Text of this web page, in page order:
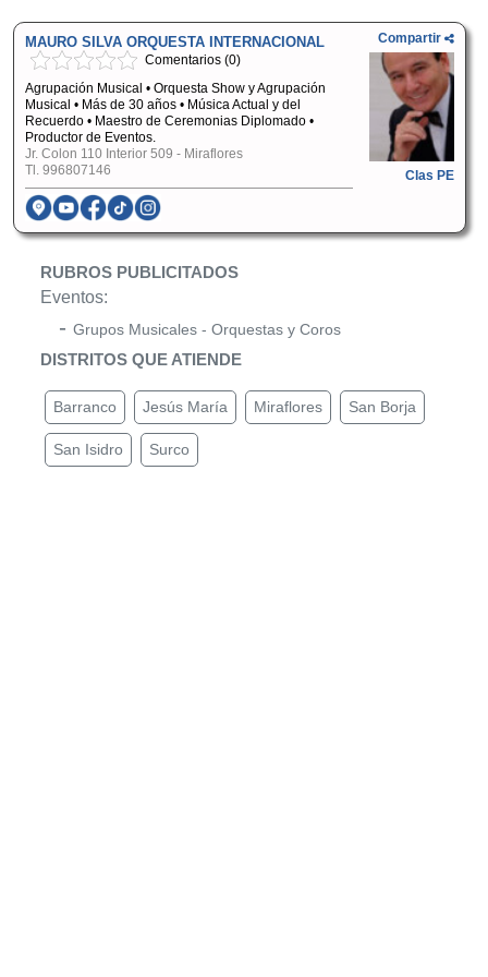
Compartir
Clas PE
MAURO SILVA ORQUESTA INTERNACIONAL
Comentarios (0)
Agrupación Musical • Orquesta Show y Agrupación
Musical • Más de 30 años • Música Actual y del
Recuerdo • Maestro de Ceremonias Diplomado •
Productor de Eventos.
Jr. Colon 110 Interior 509 - Miraflores
Tl. 996807146
RUBROS PUBLICITADOS
Eventos:
Grupos Musicales - Orquestas y Coros
DISTRITOS QUE ATIENDE
Barranco Jesús María Miraflores San Borja
San Isidro Surco